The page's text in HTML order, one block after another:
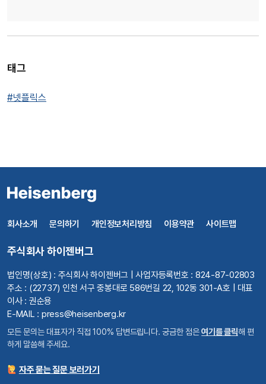
태그
#넷플릭스
회사소개 문의하기 개인정보처리방침 이용약관 사이트맵
주식회사 하이젠버그
법인명(상호) : 주식회사 하이젠버그 | 사업자등록번호 : 824-87-02803
주소 : (22737) 인천 서구 중봉대로 586번길 22, 102동 301-A호 | 대표
이사 : 권순용
E-MAIL : press@heisenberg.kr
모든 문의는 대표자가 직접 100% 답변드립니다. 궁금한 점은여기를 클릭해 편
하게 말씀해 주세요.
자주 묻는 질문 보러가기